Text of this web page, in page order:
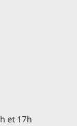
et 17h